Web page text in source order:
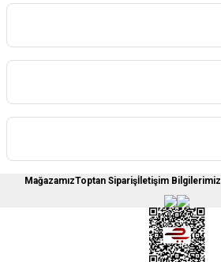
MağazamızToptan Siparişİletişim Bilgilerimiz